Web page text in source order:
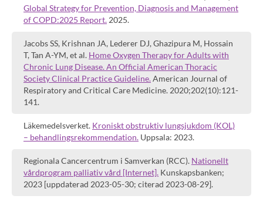
Global Strategy for Prevention, Diagnosis and Management
of COPD:2025 Report. 2025.
Jacobs SS, Krishnan JA, Lederer DJ, Ghazipura M, Hossain
T, Tan A-YM, et al. Home Oxygen Therapy for Adults with
Chronic Lung Disease. An Official American Thoracic
Society Clinical Practice Guideline.American Journal of
Respiratory and Critical Care Medicine. 2020;202(10):121-
141.
Läkemedelsverket. Kroniskt obstruktiv lungsjukdom (KOL)
– behandlings­rekommendation. Uppsala: 2023.
Regionala Cancercentrum i Samverkan (RCC). Nationellt
vårdprogram palliativ vård [Internet]. Kunskapsbanken;
2023 [uppdaterad 2023-05-30; citerad 2023-08-29].